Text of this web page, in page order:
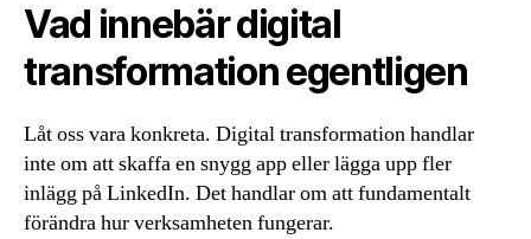
Vad innebär digital
transformation egentligen
Låt oss vara konkreta. Digital transformation handlar
inte om att skaffa en snygg app eller lägga upp fler
inlägg på LinkedIn. Det handlar om att fundamentalt
förändra hur verksamheten fungerar.